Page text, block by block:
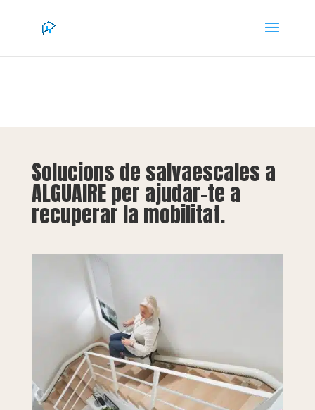
Solucions de salvaescales a
ALGUAIRE per ajudar-te a
recuperar la mobilitat.